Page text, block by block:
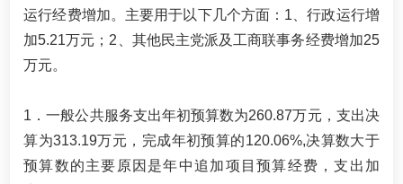
运行经费增加。主要用于以下几个方面：1、行政运行增
加5.21万元；2、其他民主党派及工商联事务经费增加25
万元。
1．一般公共服务支出年初预算数为260.87万元，支出决
算为313.19万元，完成年初预算的120.06%,决算数大于
预算数的主要原因是年中追加项目预算经费，支出加